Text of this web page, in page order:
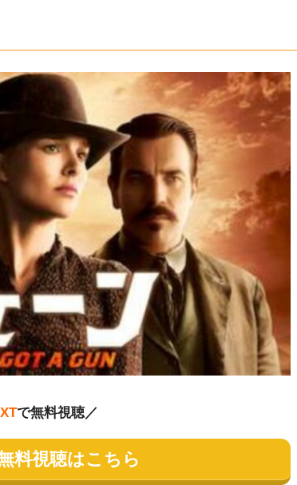
で無料視聴／
料視聴はこちら